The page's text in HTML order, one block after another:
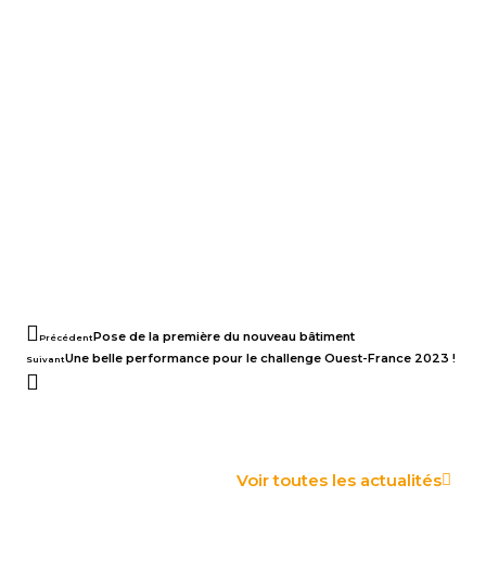
PrécédentPose de la première du nouveau bâtiment
SuivantUne belle performance pour le challenge Ouest-France 2023 !
Voir toutes les actualités